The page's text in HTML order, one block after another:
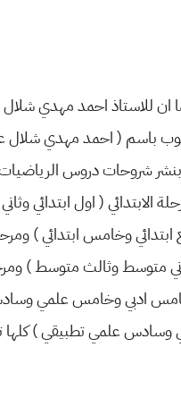
ان للاستاذ احمد مهدي
باسم ( احمد مهدي شلال
شروحات دروس الرياضيات
الابتدائي ( اول ابتدائي
ابتدائي وخامس ابتدائي )
متوسط وثالث متوسط )
ادبي وخامس علمي
وسادس علمي تطبيقي ) كلها